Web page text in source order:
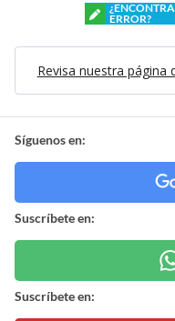
ERROR?
Revisa nuestra página
Síguenos en:
Suscríbete en:
Suscríbete en: